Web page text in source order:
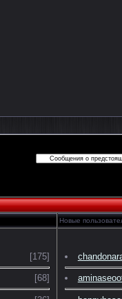
Новые
[175]
[68]